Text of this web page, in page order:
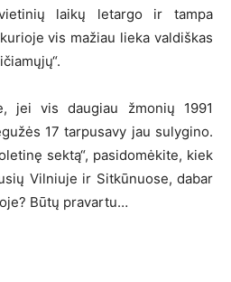
laikų letargo ir tampa
vis mažiau lieka valdiškas
jei vis daugiau žmonių 1991
17 tarpusavy jau sulygino.
sektą“, pasidomėkite, kiek
Vilniuje ir Sitkūnuose, dabar
Būtų pravartu…